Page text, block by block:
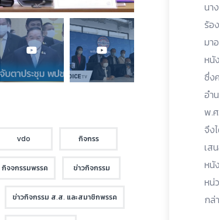
นา
ร้อ
มา
หนั
ซึ่ง
อำ
พ.
จึง
เส
หนั
หน่
กล่
vdo กิจกรร
กิจจกรรมพรรค ข่าวกิจกรรม
ข่าวกิจกรรม ส.ส. และสมาชิกพรรค